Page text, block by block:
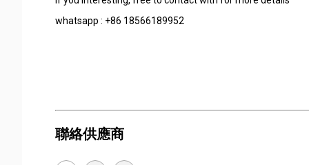
whatsapp : +86 18566189952
聯絡供應商